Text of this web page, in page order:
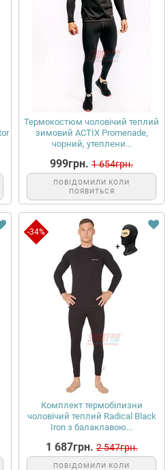
Термокостюм чоловічий теплий
зимовий ACTIX Promenade,
чорний, утеплени...
999грн. 1 654грн.
ПОВІДОМИЛИ КОЛИ
ПОЯВИТЬСЯ
-34%
Комплект термобілизни
чоловічий теплий Radical Black
Iron з балаклавою...
1 687грн. 2 547грн.
ПОВІДОМИЛИ КОЛИ